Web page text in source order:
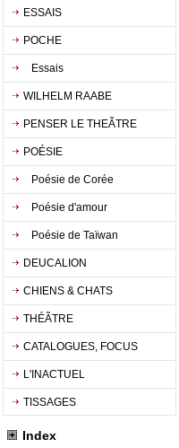
ESSAIS
POCHE
Essais
WILHELM RAABE
PENSER LE THEÃTRE
POÉSIE
Poésie de Corée
Poésie d'amour
Poésie de Taïwan
DEUCALION
CHIENS & CHATS
THÉÃTRE
CATALOGUES, FOCUS
L'INACTUEL
TISSAGES
Index